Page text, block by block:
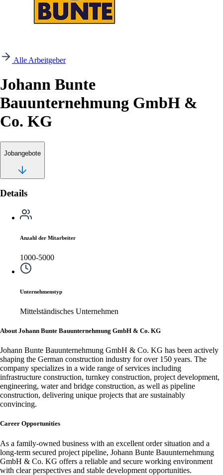
Alle Arbeitgeber
Johann Bunte
Bauunternehmung GmbH &
Co. KG
Jobangebote
Details
Anzahl der Mitarbeiter
1000-5000
Unternehmenstyp
Mittelständisches Unternehmen
About Johann Bunte Bauunternehmung GmbH & Co. KG
Johann Bunte Bauunternehmung GmbH & Co. KG has been actively
shaping the German construction industry for over 150 years. The
company specializes in a wide range of services including
infrastructure construction, turnkey construction, project development,
engineering, water and bridge construction, as well as pipeline
construction, delivering unique projects that are sustainably
convincing.
Career Opportunities
As a family-owned business with an excellent order situation and a
long-term secured project pipeline, Johann Bunte Bauunternehmung
GmbH & Co. KG offers a reliable and secure working environment
with clear perspectives and stable development opportunities.